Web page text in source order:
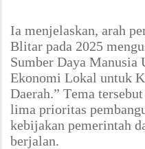
Ia menjelaskan, arah
Blitar pada 2025
Sumber Daya Manusia
Ekonomi Lokal untuk
Daerah.” Tema
lima prioritas
kebijakan pemerintah
berjalan.